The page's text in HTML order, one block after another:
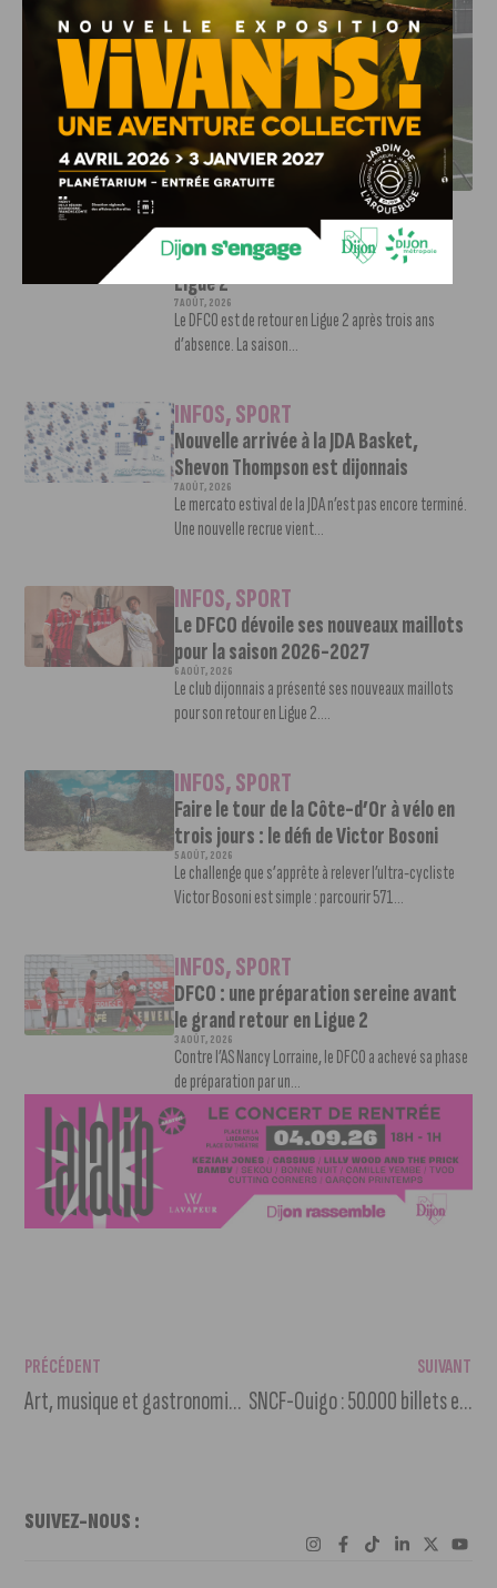
DFCO : RENCONTRE AVEC PIERRE-HENRI DEBALLON,
L’ARTISAN DE LA MONTÉE EN LIGUE 2
DFCO : Rencontre avec Pierre-Henri
Deballon, l’artisan de la montée en
Ligue 2
7 AOÛT, 2026
Le DFCO est de retour en Ligue 2 après trois ans
d’absence. La saison...
INFOS,SPORT
Nouvelle arrivée à la JDA Basket,
Shevon Thompson est dijonnais
7 AOÛT, 2026
Le mercato estival de la JDA n’est pas encore terminé.
Une nouvelle recrue vient...
INFOS,SPORT
Le DFCO dévoile ses nouveaux maillots
pour la saison 2026-2027
6 AOÛT, 2026
Le club dijonnais a présenté ses nouveaux maillots
pour son retour en Ligue 2....
INFOS,SPORT
Faire le tour de la Côte-d’Or à vélo en
trois jours : le défi de Victor Bosoni
5 AOÛT, 2026
Le challenge que s’apprête à relever l’ultra-cycliste
Victor Bosoni est simple : parcourir 571...
INFOS,SPORT
DFCO : une préparation sereine avant
le grand retour en Ligue 2
3 AOÛT, 2026
Contre l’AS Nancy Lorraine, le DFCO a achevé sa phase
de préparation par un...
PRÉCÉDENT
Art, musique et gastronomie : réveillez vos sens au festival Volcan de Nuits
SUIVANT
SNCF-Ouigo : 50.000 billets en vente à 5 euros
SUIVEZ-NOUS :